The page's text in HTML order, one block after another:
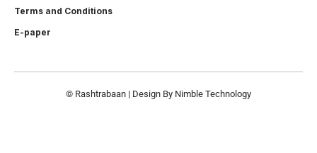
Terms and Conditions
E-paper
© Rashtrabaan | Design By Nimble Technology